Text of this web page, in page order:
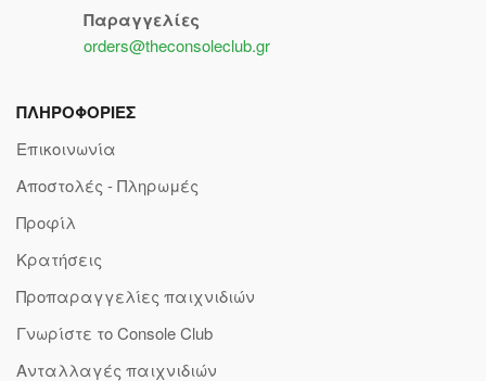
Παραγγελίες
orders@theconsoleclub.gr
ΠΛΗΡΟΦΟΡΙΕΣ
Επικοινωνία
Αποστολές - Πληρωμές
Προφίλ
Κρατήσεις
Προπαραγγελίες παιχνιδιών
Γνωρίστε το Console Club
Ανταλλαγές παιχνιδιών